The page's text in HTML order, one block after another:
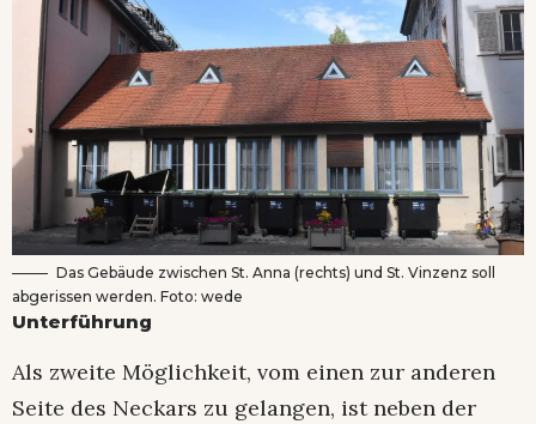
Das Gebäude zwischen St. Anna (rechts) und St. Vinzenz soll
abgerissen werden. Foto: wede
Unterführung
Als zweite Möglichkeit, vom einen zur anderen
Seite des Neckars zu gelangen, ist neben der